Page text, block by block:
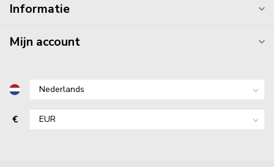
Informatie
Mijn account
€